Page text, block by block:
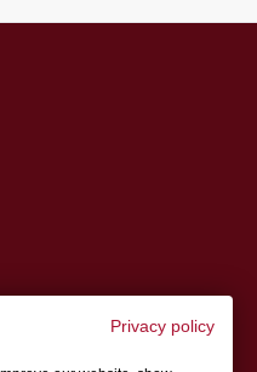
Privacy policy